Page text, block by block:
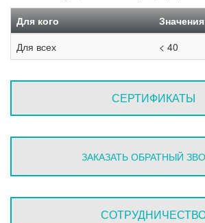
Для кого
Значения
Для всех
< 40
СЕРТИФИКАТЫ
ЗАКАЗАТЬ ОБРАТНЫЙ